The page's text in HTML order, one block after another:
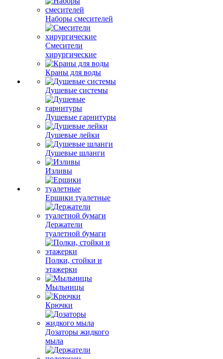
Наборы смесителей
Смесители
хирургические
Краны для воды
Душевые системы
Душевые гарнитуры
Душевые лейки
Душевые шланги
Изливы
Ершики туалетные
Держатели
туалетной бумаги
Полки, стойки и
этажерки
Мыльницы
Крючки
Дозаторы жидкого
мыла